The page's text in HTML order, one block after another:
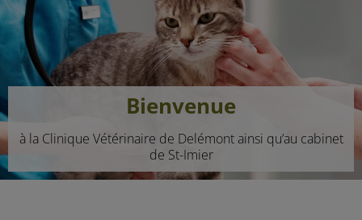
Bienvenue
à la Clinique Vétérinaire de Delémont ainsi qu’au cabinet
de St-Imier